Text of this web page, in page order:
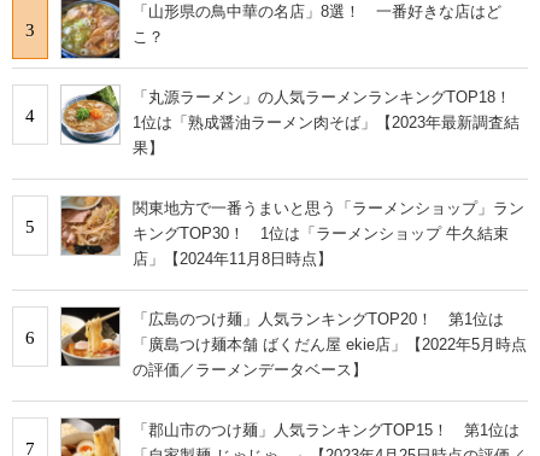
3
「山形県の鳥中華の名店」8選！ 一番好きな店はど
こ？
4
「丸源ラーメン」の人気ラーメンランキングTOP18！
1位は「熟成醤油ラーメン肉そば」【2023年最新調査結
果】
5
関東地方で一番うまいと思う「ラーメンショップ」ラン
キングTOP30！ 1位は「ラーメンショップ 牛久結束
店」【2024年11月8日時点】
6
「広島のつけ麺」人気ランキングTOP20！ 第1位は
「廣島つけ麺本舗 ばくだん屋 ekie店」【2022年5月時点
の評価／ラーメンデータベース】
7
「郡山市のつけ麺」人気ランキングTOP15！ 第1位は